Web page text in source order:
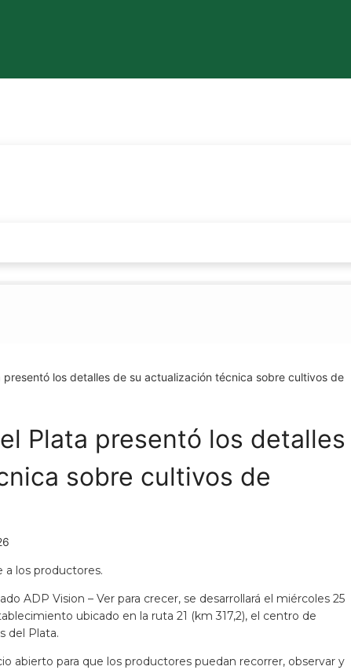
presentó los detalles de su actualización técnica sobre cultivos de
Plata presentó los detalles
sobre cultivos de
los productores.
ADP Vision – Ver para crecer, se desarrollará el miércoles 25
ubicado en la ruta 21 (km 317,2), el centro de
del Plata.
abierto para que los productores puedan recorrer, observar y